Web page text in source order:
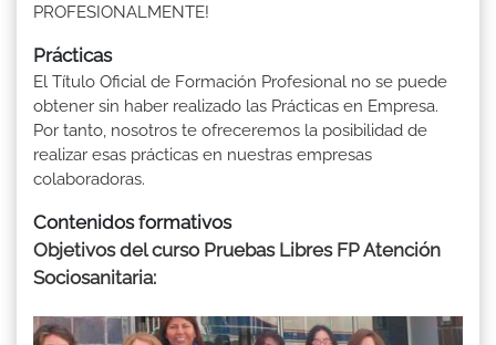
PROFESIONALMENTE!
Prácticas
El Título Oficial de Formación Profesional no se puede
obtener sin haber realizado las Prácticas en Empresa.
Por tanto, nosotros te ofreceremos la posibilidad de
realizar esas prácticas en nuestras empresas
colaboradoras.
Contenidos formativos
Objetivos del curso Pruebas Libres FP Atención
Sociosanitaria: